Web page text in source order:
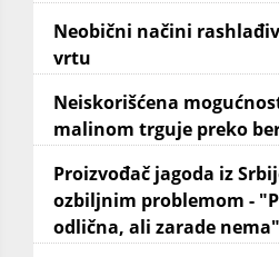
Neobični načini
vrtu
Neiskorišćena
malinom trguje preko
Proizvođač jagoda iz
ozbiljnim problemom -
odlična, ali zarade nema"